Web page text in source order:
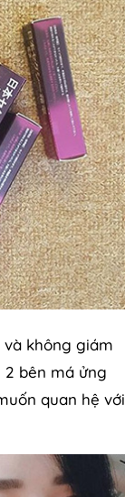
không giám
2 bên má ửng
quan hệ với